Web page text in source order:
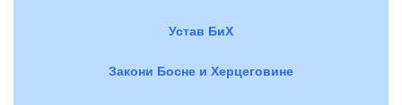
Устав БиХ
Закони Босне и Херцеговине